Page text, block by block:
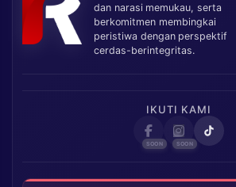
dan narasi memukau, serta
berkomitmen membingkai
peristiwa dengan perspektif
cerdas-berintegritas.
IKUTI KAMI